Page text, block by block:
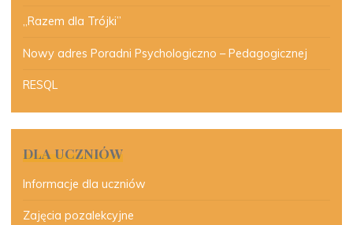
„Razem dla Trójki”
Nowy adres Poradni Psychologiczno – Pedagogicznej
RESQL
DLA UCZNIÓW
Informacje dla uczniów
Zajęcia pozalekcyjne